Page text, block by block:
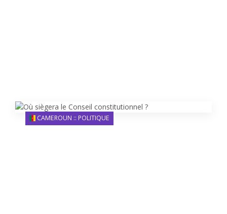
CAMEROUN :: POLITIQUE